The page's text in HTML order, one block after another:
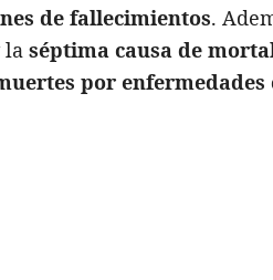
de fallecimientos.
la séptima causa de
por enfermedades